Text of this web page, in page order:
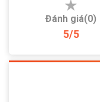
Đánh giá(0)
5/5